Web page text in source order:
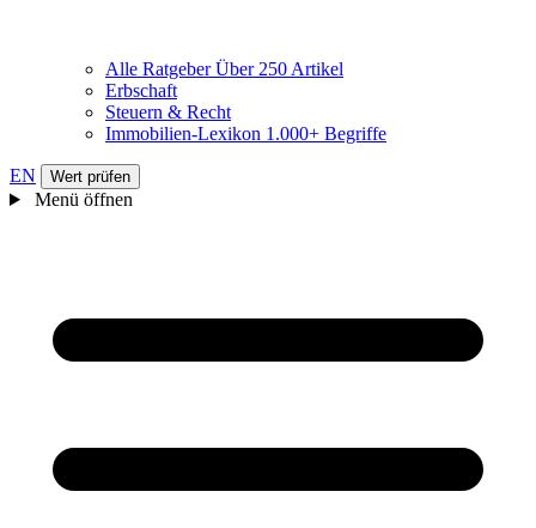
Alle RatgeberÜber 250 Artikel
Erbschaft
Steuern & Recht
Immobilien-Lexikon 1.000+ Begriffe
EN Wert prüfen
Menü öffnen